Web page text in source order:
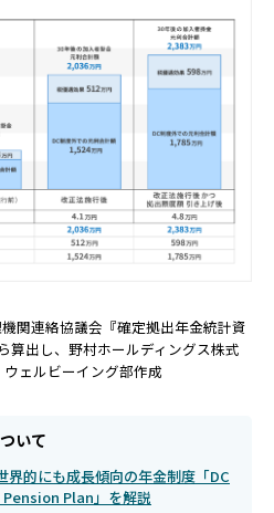
関連絡協議会『確定拠出年金統計資
算出し、野村ホールディングス株式
ェルビーイング部作成
いて
的にも成長傾向の年金制度「DC
Plan」を解説